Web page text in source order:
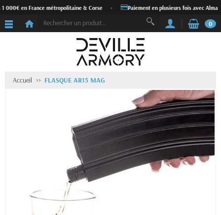
000€ en France métropolitaine & Corse Paiement en plusieurs fois avec Alma
0
Accueil FLASQUE AR15 MAG